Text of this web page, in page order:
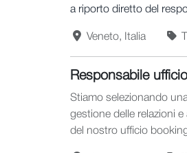
a riporto diretto del
Veneto, Italia
Responsabile
Stiamo selezionando
gestione delle relazioni
del nostro ufficio